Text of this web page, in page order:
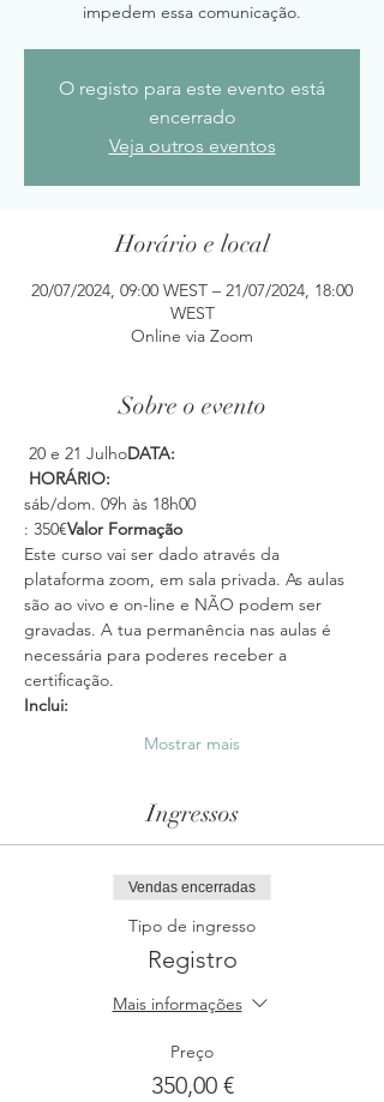
impedem essa comunicação.
O registo para este evento está
encerrado
Veja outros eventos
Horário e local
20/07/2024, 09:00 WEST – 21/07/2024, 18:00
WEST
Online via Zoom
Sobre o evento
20 e 21 JulhoDATA:
HORÁRIO:
sáb/dom. 09h às 18h00
: 350€Valor Formação
Este curso vai ser dado através da
plataforma zoom, em sala privada. As aulas
são ao vivo e on-line e NÃO podem ser
gravadas. A tua permanência nas aulas é
necessária para poderes receber a
certificação.
Inclui:
Mostrar mais
Ingressos
Vendas encerradas
Tipo de ingresso
Registro
Mais informações
Preço
350,00 €